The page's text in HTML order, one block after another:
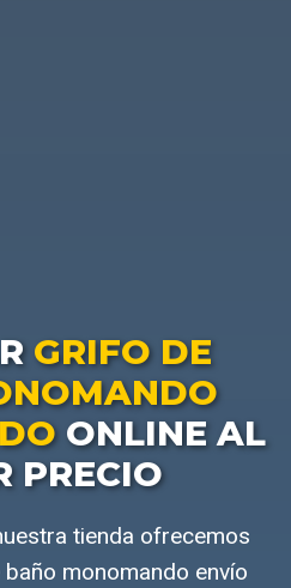
GRIFO DE
ONLINE AL
PRECIO
tienda ofrecemos
monomando envío